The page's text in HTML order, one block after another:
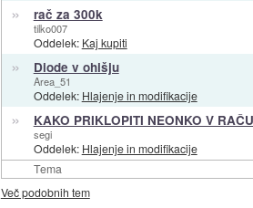
Tema
» rač za 300k
tilko007
Oddelek: Kaj kupiti
» Diode v ohišju
Area_51
Oddelek: Hlajenje in modifikacije
» KAKO PRIKLOPITI NEONKO V
segi
Oddelek: Hlajenje in modifikacije
Več podobnih tem